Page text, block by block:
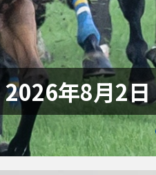
年8月2